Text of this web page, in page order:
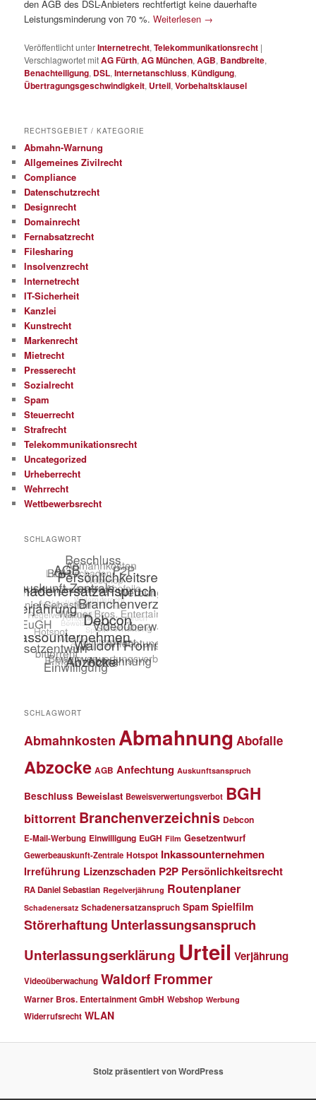
den AGB des DSL-Anbieters rechtfertigt keine dauerhafte
Leistungsminderung von 70 %.Weiterlesen →
Veröffentlicht unterInternetrecht,Telekommunikationsrecht |
Verschlagwortet mitAG Fürth,AG München,AGB, Bandbreite,
Benachteiligung, DSL,Internetanschluss,Kündigung,
Übertragungsgeschwindigkeit, Urteil,Vorbehaltsklausel
RECHTSGEBIET / KATEGORIE
Abmahn-Warnung
Allgemeines Zivilrecht
Compliance
Datenschutzrecht
Designrecht
Domainrecht
Fernabsatzrecht
Filesharing
Insolvenzrecht
Internetrecht
IT-Sicherheit
Kanzlei
Kunstrecht
Markenrecht
Mietrecht
Presserecht
Sozialrecht
Spam
Steuerrecht
Strafrecht
Telekommunikationsrecht
Uncategorized
Urheberrecht
Wehrrecht
Wettbewerbsrecht
SCHLAGWORT
SCHLAGWORT
Abmahnkosten Abmahnung Abofalle
Abzocke AGB Anfechtung Auskunftsanspruch
Beschluss Beweislast Beweisverwertungsverbot BGH
bittorrent Branchenverzeichnis Debcon
E-Mail-Werbung Einwilligung EuGH Film Gesetzentwurf
Gewerbeauskunft-Zentrale Hotspot Inkassounternehmen
Irreführung Lizenzschaden P2P Persönlichkeitsrecht
RA Daniel Sebastian Regelverjährung Routenplaner
Schadenersatz Schadenersatzanspruch Spam Spielfilm
Störerhaftung Unterlassungsanspruch
Unterlassungserklärung Urteil Verjährung
Videoüberwachung Waldorf Frommer
Warner Bros. Entertainment GmbH Webshop Werbung
Widerrufsrecht WLAN
Stolz präsentiert von WordPress